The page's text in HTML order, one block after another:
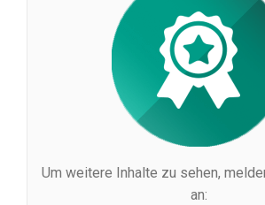
Um weitere Inhalte zu sehen,
an: